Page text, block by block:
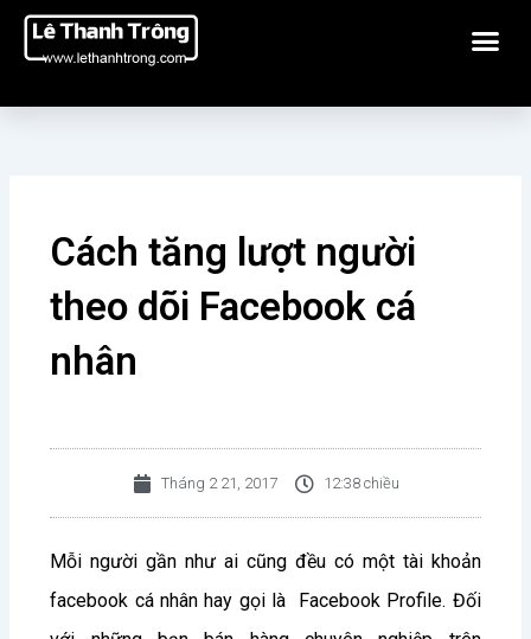
Nhảy
Cách tăng lượt người
theo dõi Facebook cá
nhân
Tháng 2 21, 2017 12:38 chiều
Mỗi người gần như ai cũng đều có một tài khoản
facebook cá nhân hay gọi là Facebook Profile. Đối